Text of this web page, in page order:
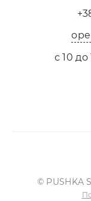
с 10
© PUSHKA